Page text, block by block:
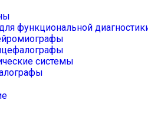
функциональной
системы